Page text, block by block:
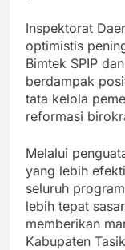
Inspektorat
optimistis
Bimtek SPIP
berdampak
tata kelola
reformasi
Melalui
yang lebih
seluruh
lebih tepat
memberikan
Kabupaten